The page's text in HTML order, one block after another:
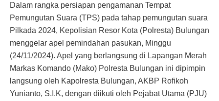
Dalam rangka persiapan pengamanan Tempat
Pemungutan Suara (TPS) pada tahap pemungutan suara
Pilkada 2024, Kepolisian Resor Kota (Polresta) Bulungan
menggelar apel pemindahan pasukan, Minggu
(24/11/2024). Apel yang berlangsung di Lapangan Merah
Markas Komando (Mako) Polresta Bulungan ini dipimpin
langsung oleh Kapolresta Bulungan, AKBP Rofikoh
Yunianto, S.I.K, dengan diikuti oleh Pejabat Utama (PJU)